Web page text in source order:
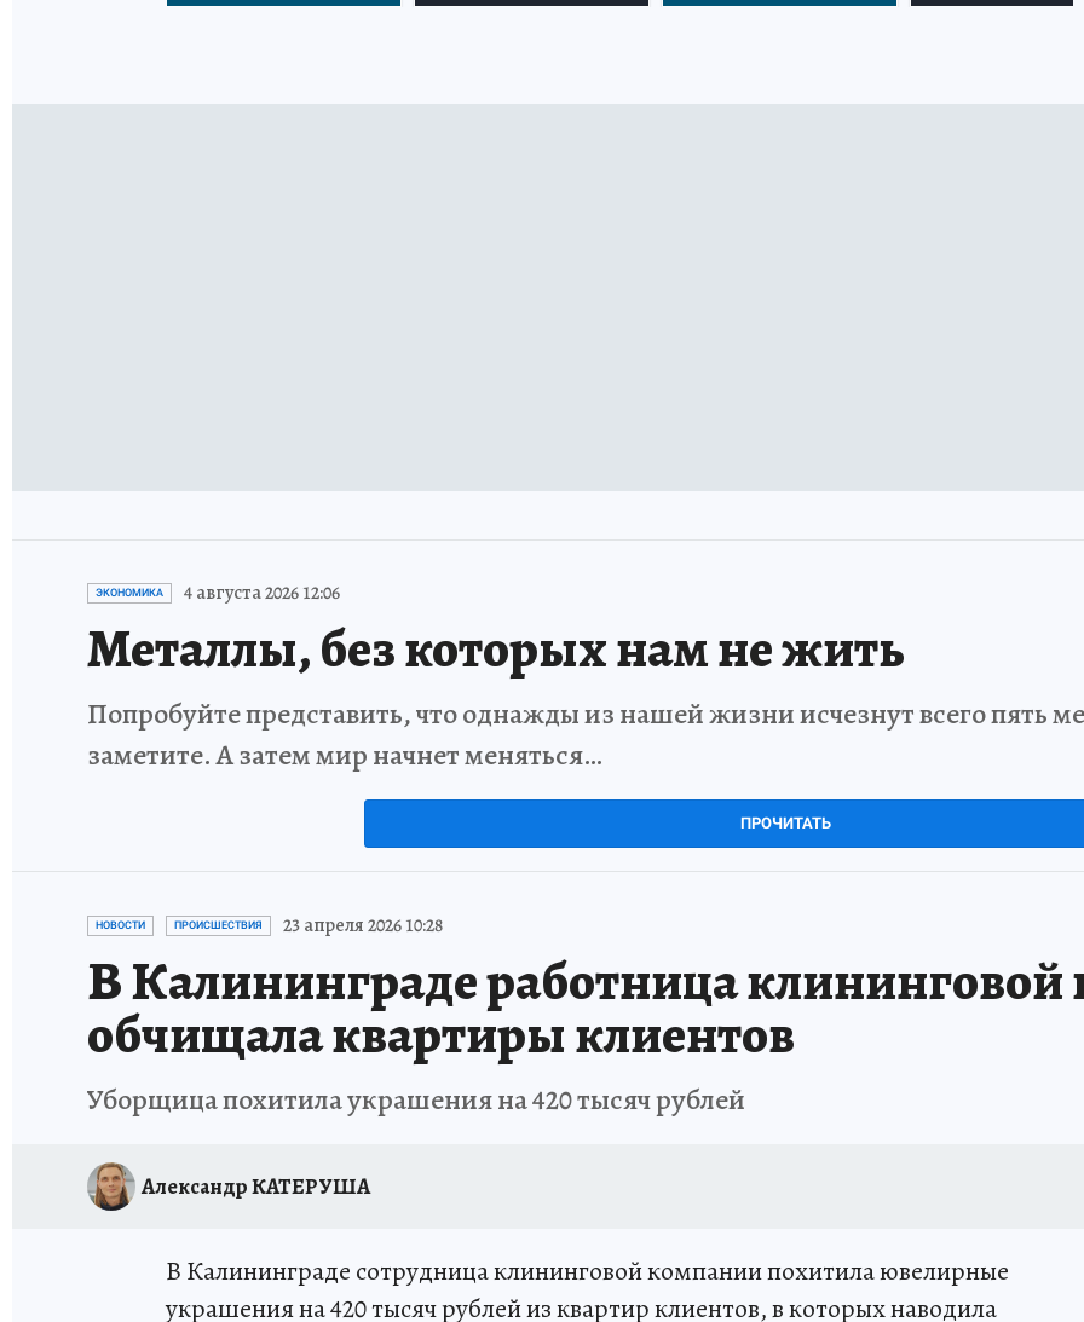
ЭКОНОМИКА 4 августа 2026 12:06
Металлы, без которых нам не жить
Попробуйте представить, что однажды из нашей жизни исчезнут всего пять
заметите. А затем мир начнет меняться…
ПРОЧИТАТЬ
НОВОСТИ ПРОИСШЕСТВИЯ 23 апреля 2026 10:28
В Калининграде работница
обчищала квартиры клиентов
Уборщица похитила украшения на 420 тысяч рублей
Александр КАТЕРУША
В Калининграде сотрудница клининговой компании похитила ювелирные
украшения на 420 тысяч рублей из квартир клиентов, в которых наводила